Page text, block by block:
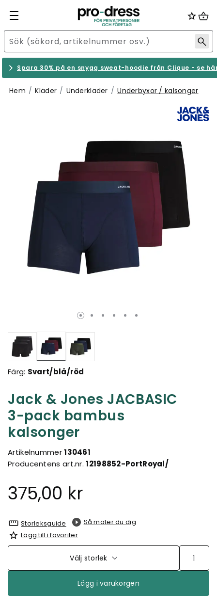
Spara 30% på en snygg sweat-hoodie från Clique - se
Hem Kläder Underkläder Underbyxor / kalsonger
Jack & Jones JACBASIC
3-pack bambus
kalsonger
Artikelnummer130461
Producentens art.nr.12198852-PortRoyal/
375,00 kr
Valda
Färg: Svart/blå/röd
Storleksguide
Så mäter du dig
Lägg till i favoriter
Välj storlek
Lägg i varukorgen